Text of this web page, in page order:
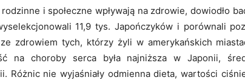
i społeczne wpływają na zdrowie, dowiodło
11,9 tys. Japończyków i porównali
zdrowiem tych, którzy żyli w amerykańskich
na choroby serca była najniższa w Japonii,
Różnic nie wyjaśniały odmienna dieta, wartości